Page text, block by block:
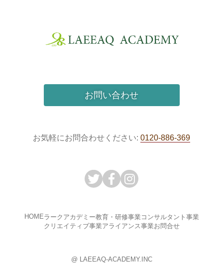
お問い合わせ
お気軽にお問合わせください: 0120-886-369
Twitter
Facebook
Instagram
HOMEラークアカデミー教育・研修事業 コンサルタント事業
クリエイティブ事業アライアンス事業お問合せ
@ LAEEAQ-ACADEMY.INC